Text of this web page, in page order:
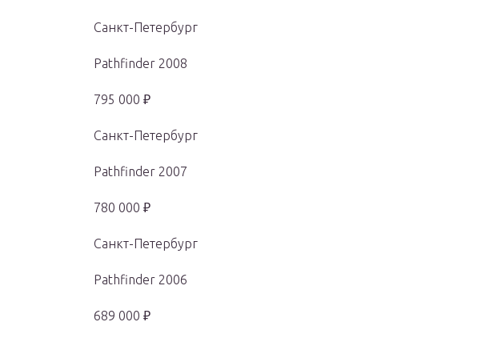
Санкт-Петербург
Pathfinder 2008
795 000 ₽
Санкт-Петербург
Pathfinder 2007
780 000 ₽
Санкт-Петербург
Pathfinder 2006
689 000 ₽